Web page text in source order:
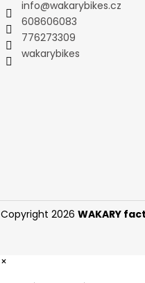
info@wakarybikes.cz
608606083
776273309
wakarybikes
Copyright 2026 WAKARY
×